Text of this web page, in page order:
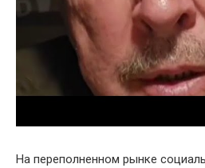
На переполненном рынке